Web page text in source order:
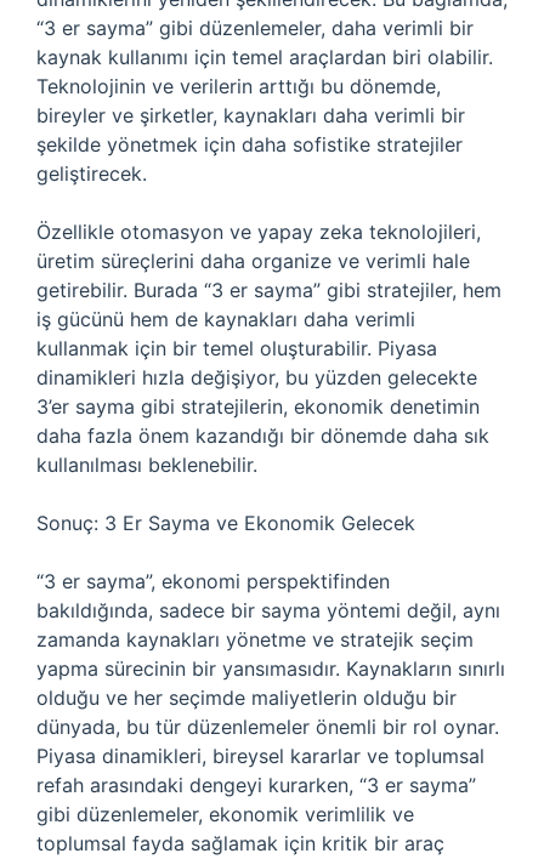
“3 er sayma” gibi düzenlemeler, daha verimli bir
kaynak kullanımı için temel araçlardan biri olabilir.
Teknolojinin ve verilerin arttığı bu dönemde,
bireyler ve şirketler, kaynakları daha verimli bir
şekilde yönetmek için daha sofistike stratejiler
geliştirecek.
Özellikle otomasyon ve yapay zeka teknolojileri,
üretim süreçlerini daha organize ve verimli hale
getirebilir. Burada “3 er sayma” gibi stratejiler, hem
iş gücünü hem de kaynakları daha verimli
kullanmak için bir temel oluşturabilir. Piyasa
dinamikleri hızla değişiyor, bu yüzden gelecekte
3’er sayma gibi stratejilerin, ekonomik denetimin
daha fazla önem kazandığı bir dönemde daha sık
kullanılması beklenebilir.
Sonuç: 3 Er Sayma ve Ekonomik Gelecek
“3 er sayma”, ekonomi perspektifinden
bakıldığında, sadece bir sayma yöntemi değil, aynı
zamanda kaynakları yönetme ve stratejik seçim
yapma sürecinin bir yansımasıdır. Kaynakların sınırlı
olduğu ve her seçimde maliyetlerin olduğu bir
dünyada, bu tür düzenlemeler önemli bir rol oynar.
Piyasa dinamikleri, bireysel kararlar ve toplumsal
refah arasındaki dengeyi kurarken, “3 er sayma”
gibi düzenlemeler, ekonomik verimlilik ve
toplumsal fayda sağlamak için kritik bir araç